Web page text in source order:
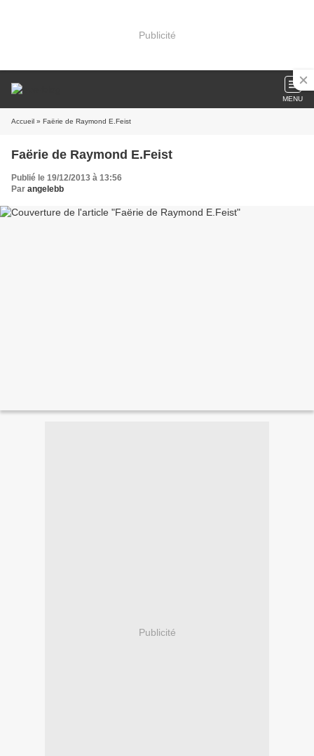
Publicité
MENU
Accueil » Faërie de Raymond E.Feist
Faërie de Raymond E.Feist
Publié le 19/12/2013 à 13:56
Par angelebb
Publicité